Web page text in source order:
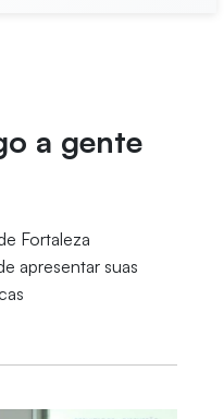
a gente
Fortaleza
apresentar suas